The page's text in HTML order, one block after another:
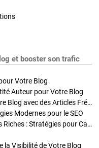
et booster son trafic
Votre Blog
Auteur pour Votre Blog
Stratégies de Publication : Boostez Votre Blog avec des Articles Fréquents et Exclusifs
Modernes pour le SEO
Enrichir Vos Articles avec des Contenus Riches : Stratégies pour Captiver et Optimiser
la Visibilité de Votre Blog